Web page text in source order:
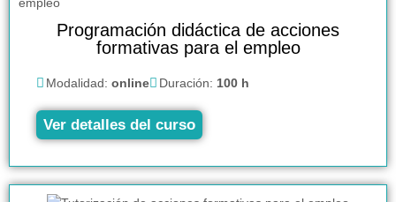
Programación didáctica de acciones
formativas para el empleo
Modalidad: online Duración: 100 h
Ver detalles del curso